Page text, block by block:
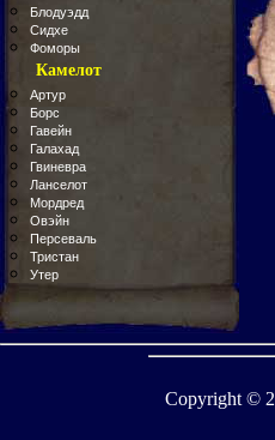
Блодуэдд
Сидхе
Фоморы
Камелот
Артур
Борс
Гавейн
Галахад
Гвиневра
Ланселот
Мордред
Овэйн
Персеваль
Тристан
Утер
Copyright ©